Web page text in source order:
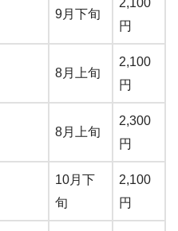
9月下旬
2,100
円
8月上旬
2,100
円
8月上旬
2,300
円
10月下
旬
2,100
円